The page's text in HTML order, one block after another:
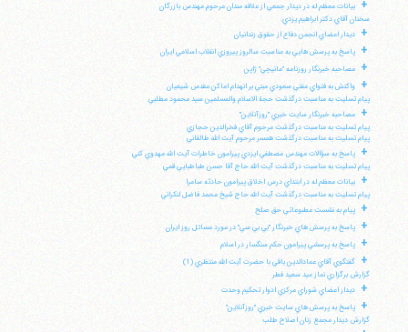
+
بيانات معظم له در ديدار جمعي از علاقه مندان مرحوم مهندس بازرگان
سخنان آقاي دكتر ابراهيم يزدي:
+ ديدار اعضاي انجمن دفاع از حقوق زندانيان
+ پاسخ به پرسش هايي به مناسبت سالروز پيروزي انقلاب اسلامي ايران
+ مصاحبه خبرنگار روزنامه "مانيچي" ژاپن
+
واكنش به فتواي مفتي سعودي مبني بر انهدام اماكن مقدس شيعيان
پيام تسليت به مناسبت درگذشت حجة الاسلام والمسلمين سيد محمود مطلبي
+
مصاحبه خبرنگار سايت خبري "روزآنلاين"
پيام تسليت به مناسبت درگذشت مرحوم آقاي فخرالدين حجازي
پيام تسليت به مناسبت درگذشت همسر مرحوم آيت الله طالقاني
+
پاسخ به سؤالات مهندس مصطفي ايزدي پيرامون خاطرات آيت الله مهدوي كني
پيام تسليت به مناسبت درگذشت آيت الله حاج آقا حسن طباطبايي قمي
+
بيانات معظم له در ابتداي درس اخلاق پيرامون حادثه سامرا
پيام تسليت به مناسبت درگذشت آيت الله حاج شيخ محمد فاضل لنكراني
+ پيام به نشست مطبوعاتي حق صلح
+ پاسخ به پرسش هاي خبرنگار "بي بي سي" در مورد مسائل روز ايران
+ پاسخ به پرسشي پيرامون حكم سنگسار در اسلام
+
گفتگوي آقاي عمادالدين باقي با حضرت آيت الله منتظري (1)
گزارش برگزاري نماز عيد سعيد فطر
+ ديدار اعضاي شوراي مركزي ادوار تحكيم وحدت
+
پاسخ به پرسش هاي سايت خبري "روزآنلاين"
گزارش ديدار مجمع زنان اصلاح طلب